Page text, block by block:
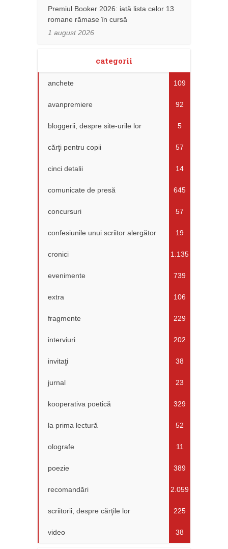
Premiul Booker 2026: iată lista celor 13
romane rămase în cursă
1 august 2026
categorii
anchete 109
avanpremiere 92
bloggerii, despre site-urile lor 5
cărţi pentru copii 57
cinci detalii 14
comunicate de presă 645
concursuri 57
confesiunile unui scriitor alergător 19
cronici 1.135
evenimente 739
extra 106
fragmente 229
interviuri 202
invitaţi 38
jurnal 23
kooperativa poetică 329
la prima lectură 52
olografe 11
poezie 389
recomandări 2.059
scriitorii, despre cărţile lor 225
video 38